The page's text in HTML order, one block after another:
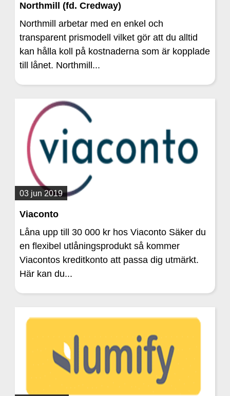
Northmill (fd. Credway)
Northmill arbetar med en enkel och
transparent prismodell vilket gör att du alltid
kan hålla koll på kostnaderna som är kopplade
till lånet. Northmill...
03 jun 2019
Viaconto
Låna upp till 30 000 kr hos Viaconto Säker du
en flexibel utlåningsprodukt så kommer
Viacontos kreditkonto att passa dig utmärkt.
Här kan du...